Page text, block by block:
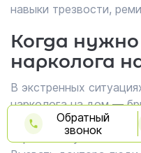
навыки трезвости,
Когда
нарколога
В экстренных
нарколога на дом —
обращения и
первые минуты.
Обратный
звонок